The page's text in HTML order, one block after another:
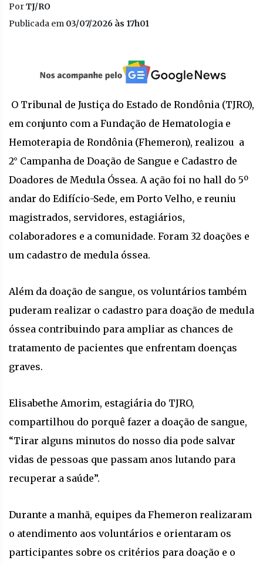
PorTJ/RO
Publicada em 03/07/2026 às 17h01
O Tribunal de Justiça do Estado de Rondônia (TJRO),
em conjunto com a Fundação de Hematologia e
Hemoterapia de Rondônia (Fhemeron), realizou a
2° Campanha de Doação de Sangue e Cadastro de
Doadores de Medula Óssea. A ação foi no hall do 5º
andar do Edifício-Sede, em Porto Velho, e reuniu
magistrados, servidores, estagiários,
colaboradores e a comunidade. Foram 32 doações e
um cadastro de medula óssea.
Além da doação de sangue, os voluntários também
puderam realizar o cadastro para doação de medula
óssea contribuindo para ampliar as chances de
tratamento de pacientes que enfrentam doenças
graves.
Elisabethe Amorim, estagiária do TJRO,
compartilhou do porquê fazer a doação de sangue,
“Tirar alguns minutos do nosso dia pode salvar
vidas de pessoas que passam anos lutando para
recuperar a saúde”.
Durante a manhã, equipes da Fhemeron realizaram
o atendimento aos voluntários e orientaram os
participantes sobre os critérios para doação e o